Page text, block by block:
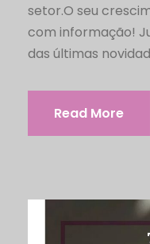
setor.O seu
com informação!
das últimas
Read More